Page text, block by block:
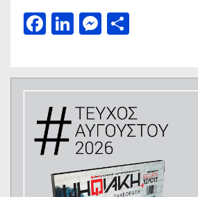
Facebook
LinkedIn
Messenger